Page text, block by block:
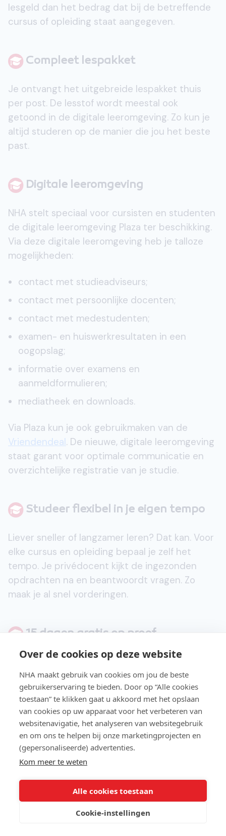
Over de cookies op deze website
NHA maakt gebruik van cookies om jou de beste
gebruikerservaring te bieden. Door op “Alle cookies
toestaan” te klikken gaat u akkoord met het opslaan
van cookies op uw apparaat voor het verbeteren van
websitenavigatie, het analyseren van websitegebruik
en om ons te helpen bij onze marketingprojecten en
(gepersonaliseerde) advertenties.
Kom meer te weten
Alle cookies toestaan
Cookie-instellingen
lesgeld dan het bedrag dat bij de betreffende
cursus of opleiding staat aangegeven.
Compleet lespakket
Je ontvangt het uitgebreide lespakket thuis
per post. De lesstof wordt meestal ook
getoond in de digitale leeromgeving. Zo kun je
altijd studeren op de manier die jou het beste
past.
Digitale leeromgeving
NHA stelt speciaal voor cursisten en studenten
de digitale leeromgeving Plaza ter beschikking.
Via deze digitale leeromgeving heb je talloze
mogelijkheden:
contact met studieadviseurs;
contact met persoonlijke docenten;
contact met medestudenten;
examen- en huiswerkresultaten in een
oogopslag;
informatie over examens en
aanmeldformulieren;
mediatheek en downloads.
Via Plaza kun je ook gebruikmaken van de
Vriendendeal. De nieuwe, digitale leeromgeving
staat garant voor optimale communicatie en
overzichtelijke registratie van je studie.
Studeer flexibel in je eigen tempo
Liever sneller of langzamer leren? Dat kan. Voor
elke cursus en opleiding bepaal je zelf het
tempo. Je privédocent kijkt de ingezonden
opdrachten na en beantwoordt vragen. Zo
maak je al snel vorderingen.
15 dagen gratis op proef
Het is heel begrijpelijk dat je vooraf niet volledig
in kunt schatten hoe een cursus of opleiding is
als je er eenmaal aan begint. Dat is precies de
reden waarom je bij NHA een gratis proefles
kunt volgen.
Sterker nog, je kunt een opleiding 15 dagen
vrijblijvend thuis op proef ontvangen. Je kunt
Bevalt de opleiding, dan ga je gewoon verder.
Bevalt ie niet? Geen probleem. Dan kun je het
complete pakket binnen 15 dagen